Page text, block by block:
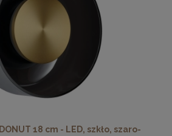
18 cm - LED, szkło, szaro-